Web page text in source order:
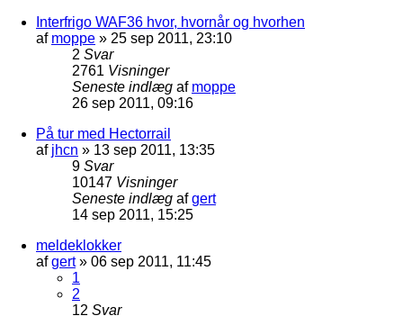
Interfrigo WAF36 hvor, hvornår og hvorhen
af moppe » 25 sep 2011, 23:10
2 Svar
2761 Visninger
Seneste indlæg af moppe
26 sep 2011, 09:16
På tur med Hectorrail
af jhcn » 13 sep 2011, 13:35
9 Svar
10147 Visninger
Seneste indlæg afgert
14 sep 2011, 15:25
meldeklokker
afgert» 06 sep 2011, 11:45
1
2
12 Svar